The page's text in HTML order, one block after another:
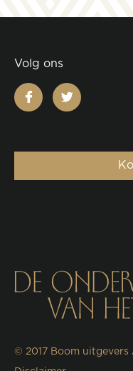
Volg ons
facebooktwitter
© 2017 Boom uitgevers